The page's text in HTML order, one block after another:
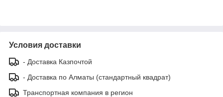
Условия доставки
- Доставка Казпочтой
- Доставка по Алматы (стандартный квадрат)
Транспортная компания в регион